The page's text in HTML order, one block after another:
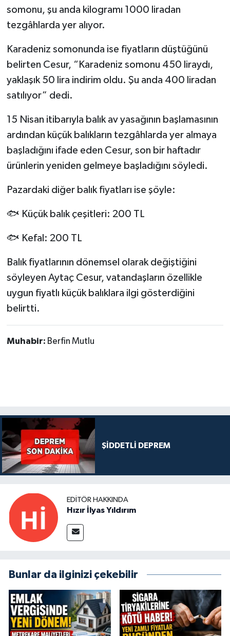
somonu, şu anda kilogramı 1000 liradan
tezgâhlarda yer alıyor.
Karadeniz somonunda ise fiyatların düştüğünü
belirten Cesur, “Karadeniz somonu 450 liraydı,
yaklaşık 50 lira indirim oldu. Şu anda 400 liradan
satılıyor” dedi.
15 Nisan itibarıyla balık av yasağının başlamasının
ardından küçük balıkların tezgâhlarda yer almaya
başladığını ifade eden Cesur, son bir haftadır
ürünlerin yeniden gelmeye başladığını söyledi.
Pazardaki diğer balık fiyatları ise şöyle:
🐟 Küçük balık çeşitleri: 200 TL
🐟 Kefal: 200 TL
Balık fiyatlarının dönemsel olarak değiştiğini
söyleyen Aytaç Cesur, vatandaşların özellikle
uygun fiyatlı küçük balıklara ilgi gösterdiğini
belirtti.
Muhabir: Berfin Mutlu
ŞİDDETLİ DEPREM
EDITÖR HAKKINDA
Hızır İlyas Yıldırım
Bunlar da ilginizi çekebilir